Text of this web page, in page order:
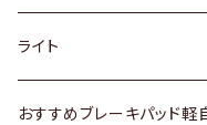
ホンダ
スズキ
トヨタ
ホンダ
ライト
トヨタ
おすすめブレーキパッド軽